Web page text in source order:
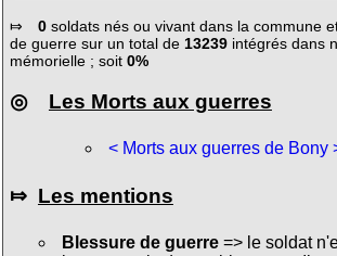
⤇ 0soldats nés ou vivant dans la commune
de guerre sur un total de 13239intégrés dans
mémorielle ; soit 0%
◎ Les Morts aux guerres
< Morts aux guerres de Bony
⤇ Les mentions
Blessure de guerre=> le soldat